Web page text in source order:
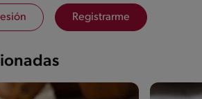
Registrarme